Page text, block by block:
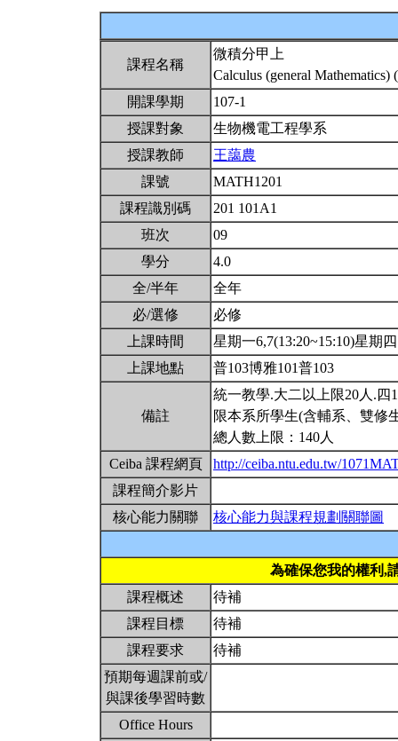
課程名稱
微積分甲上
Calculus (general Mathematics)
開課學期
107-1
授課對象
生物機電工程學系
授課教師
王藹農
課號
MATH1201
課程識別碼
201 101A1
班次
09
學分
4.0
全/半年
全年
必/選修
必修
上課時間
星期一6,7(13:20~15:10)星期
上課地點
普103博雅101普103
備註
統一教學.大二以上限20人.四
限本系所學生(含輔系、雙修
總人數上限：140人
Ceiba 課程網頁
http://ceiba.ntu.edu.tw/
課程簡介影片
核心能力關聯
核心能力與課程規劃關聯圖
為確保您我的權利,
課程概述
待補
課程目標
待補
課程要求
待補
預期每週課前或/
與課後學習時數
Office Hours